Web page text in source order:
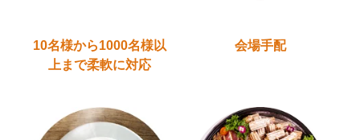
10名様から1000名様以
上 まで柔軟に対応
会場手配